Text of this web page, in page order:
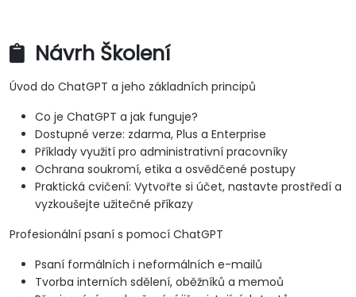
Návrh Školení
Úvod do ChatGPT a jeho základních principů
Co je ChatGPT a jak funguje?
Dostupné verze: zdarma, Plus a Enterprise
Příklady využití pro administrativní pracovníky
Ochrana soukromí, etika a osvědčené postupy
Praktická cvičení: Vytvořte si účet, nastavte prostředí a
vyzkoušejte užitečné příkazy
Profesionální psaní s pomocí ChatGPT
Psaní formálních i neformálních e-mailů
Tvorba interních sdělení, oběžníků a memoů